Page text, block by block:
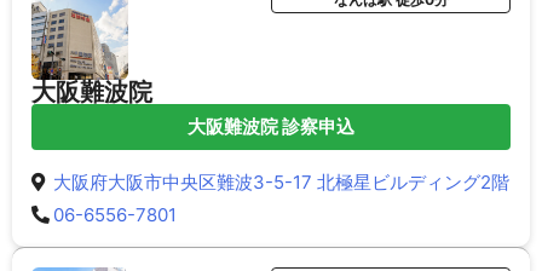
大阪難波院
大阪難波院 診察申込
大阪府大阪市中央区難波3-5-17 北極星ビルディング2階
06-6556-7801